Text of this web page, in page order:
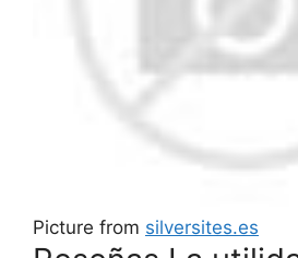
Picture from silversites.es